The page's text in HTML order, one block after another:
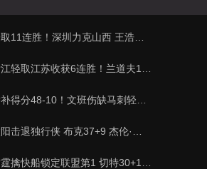
深圳力克山西 王浩然33+5 马凯尔·约翰逊伤退
获6连胜！兰道夫17分 亨特19+12+8 庞峥麟18+5
10！文班伤缺马刺轻取开拓者 福克斯25+5+7
侠 布克37+9 杰伦·格林伤退 弗拉格19中4
联盟第1 切特30+14 SGA20+11 小卡连续56场20+